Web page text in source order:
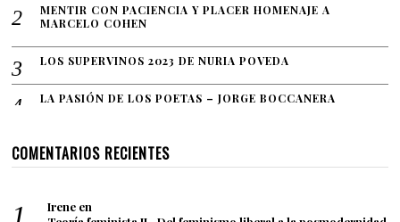
MENTIR CON PACIENCIA Y PLACER HOMENAJE A
MARCELO COHEN
LOS SUPERVINOS 2023 DE NURIA POVEDA
LA PASIÓN DE LOS POETAS – JORGE BOCCANERA
COMENTARIOS RECIENTES
Irene en